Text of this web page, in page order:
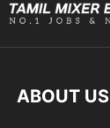
ABOUT US